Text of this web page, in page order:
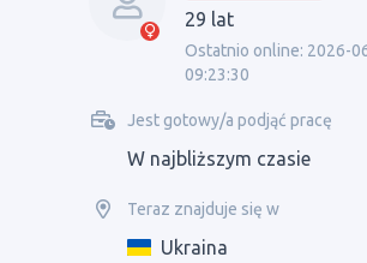
29 lat
Ostatnio online: 2026-
09:23:30
Jest gotowy/a podjąć pracę
W najbliższym czasie
Teraz znajduje się w
Ukraina